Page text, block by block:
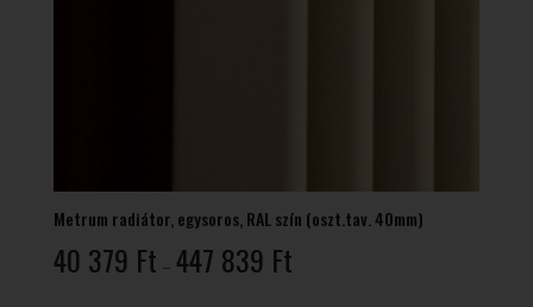
Metrum radiátor, egysoros, RAL szín (oszt.tav. 40mm)
40 379 Ft – 447 839 Ft40